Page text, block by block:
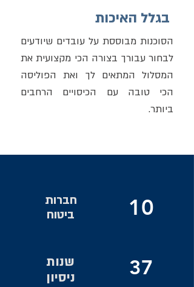
בגלל האיכות
הסוכנות מבוססת על עובדים שיודעים
לבחור עבורך בצורה הכי מקצועית את
המסלול המתאים לך ואת הפוליסה
הכי טובה עם הכיסויים הרחבים
ביותר.
חברות
ביטוח
37
10
שנות
ניסיון